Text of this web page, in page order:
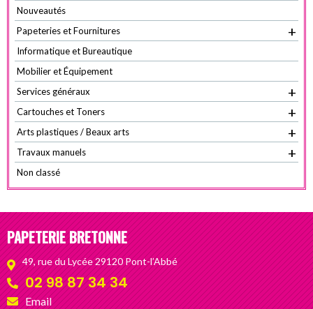
Nouveautés
+
Papeteries et Fournitures
Informatique et Bureautique
Mobilier et Équipement
+
Services généraux
+
Cartouches et Toners
+
Arts plastiques / Beaux arts
+
Travaux manuels
Non classé
PAPETERIE BRETONNE
49, rue du Lycée 29120 Pont-l’Abbé
02 98 87 34 34
Email